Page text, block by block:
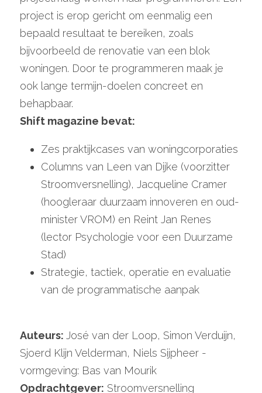
project is erop gericht om eenmalig een
bepaald resultaat te bereiken, zoals
bijvoorbeeld de renovatie van een blok
woningen. Door te programmeren maak je
ook lange termijn-doelen concreet en
behapbaar.
Shift magazine bevat:
Zes praktijkcases van woningcorporaties
Columns van Leen van Dijke (voorzitter
Stroomversnelling), Jacqueline Cramer
(hoogleraar duurzaam innoveren en oud-
minister VROM) en Reint Jan Renes
(lector Psychologie voor een Duurzame
Stad)
Strategie, tactiek, operatie en evaluatie
van de programmatische aanpak
Auteurs: José van der Loop, Simon Verduijn,
Sjoerd Klijn Velderman, Niels Sijpheer -
vormgeving: Bas van Mourik
Opdrachtgever: Stroomversnelling